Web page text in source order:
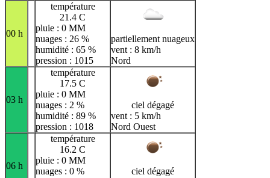
00 h
température
21.4 C
pluie : 0 MM
nuages : 26 %
humidité : 65 %
pression : 1015
partiellement nuageux
vent : 8 km/h
Nord
03 h
température
17.5 C
pluie : 0 MM
nuages : 2 %
humidité : 89 %
pression : 1018
ciel dégagé
vent : 5 km/h
Nord Ouest
06 h
température
16.2 C
pluie : 0 MM
nuages : 0 %
ciel dégagé